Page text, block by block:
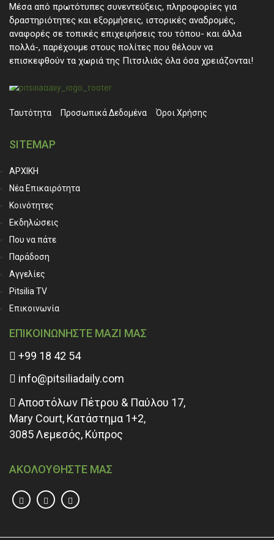
Μέσα από πρωτότυπες συνεντεύξεις, πληροφορίες για
δραστηριότητες και εξορμήσεις, ιστορικές αναδρομές,
αναφορές σε τοπικές επιχειρήσεις του τόπου- και άλλα
πολλά-, παρέχουμε στους πολίτες που θέλουν να
επισκεφθούν τα χωριά της Πιτσιλιάς όλα όσα χρειάζονται!
Ταυτότητα Προσωπικά ∆εδομένα Όροι Χρήσης
SITEMAP
ΑΡΧΙΚΗ
Νέα Επικαιρότητα
Κοινότητες
Εκδηλώσεις
Που να πάτε
Παράδοση
Αγγελίες
Pitsilia TV
Επικοινωνία
ΕΠΙΚΟΙΝΩΝΗΣΤΕ ΜΑΖΙ ΜΑΣ
+99 18 42 54
info@pitsiliadaily.com
Αποστόλων Πέτρου & Παύλου 17,
Mary Court, Κατάστημα 1+2,
3085 Λεμεσός, Κύπρος
ΑΚΟΛΟΥΘΗΣΤΕ ΜΑΣ